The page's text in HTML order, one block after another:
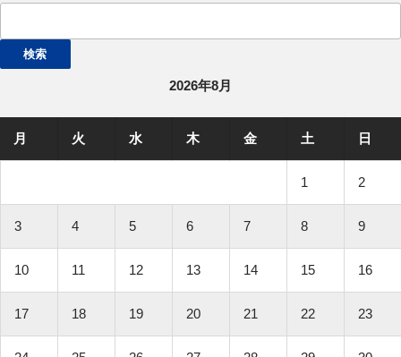
2026年8月
月 火 水 木 金 土 日
1 2
3 4 5 6 7 8 9
10 11 12 13 14 15 16
17 18 19 20 21 22 23